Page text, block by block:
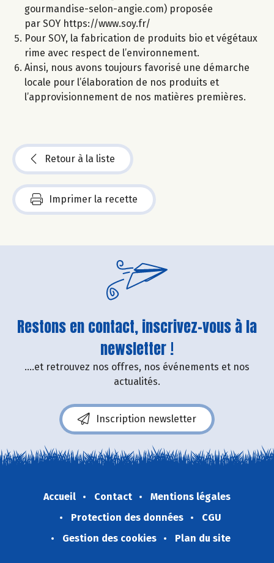
gourmandise-selon-angie.com) proposée
par SOY https://www.soy.fr/
Pour SOY, la fabrication de produits bio et végétaux
rime avec respect de l’environnement.
Ainsi, nous avons toujours favorisé une démarche
locale pour l’élaboration de nos produits et
l’approvisionnement de nos matières premières.
Retour à la liste
Imprimer la recette
Restons en contact, inscrivez-vous à la
newsletter !
....et retrouvez nos offres, nos événements et nos
actualités.
Inscription newsletter
Accueil Contact
Mentions légales
Protection des données
CGU
Gestion des cookies
Plan du site